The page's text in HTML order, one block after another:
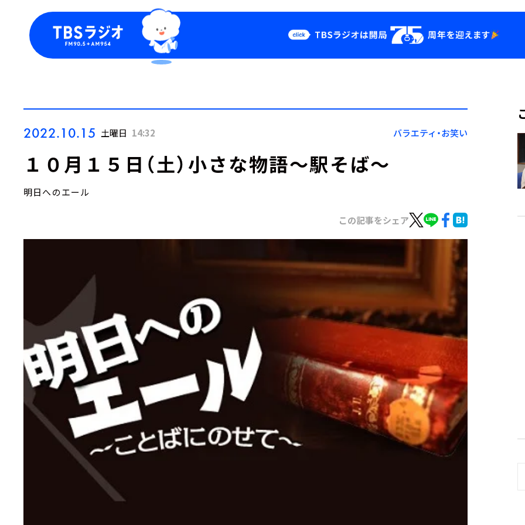
Podcast
YouTube
会社情報
2022.10.15 土曜日 14:32 バラエティ・お笑い
１０月１５日（土）小さな物語～駅そば～
明日へのエール
この記事をシェア